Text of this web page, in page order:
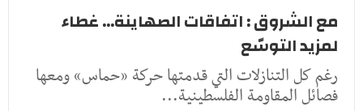
مع الشروق : اتفاقات الصهاينة... غطاء
لمزيد التوسّع
رغم كل التنازلات التي قدمتها حركة «حماس» ومعها
فصائل المقاومة الفلسطينية...